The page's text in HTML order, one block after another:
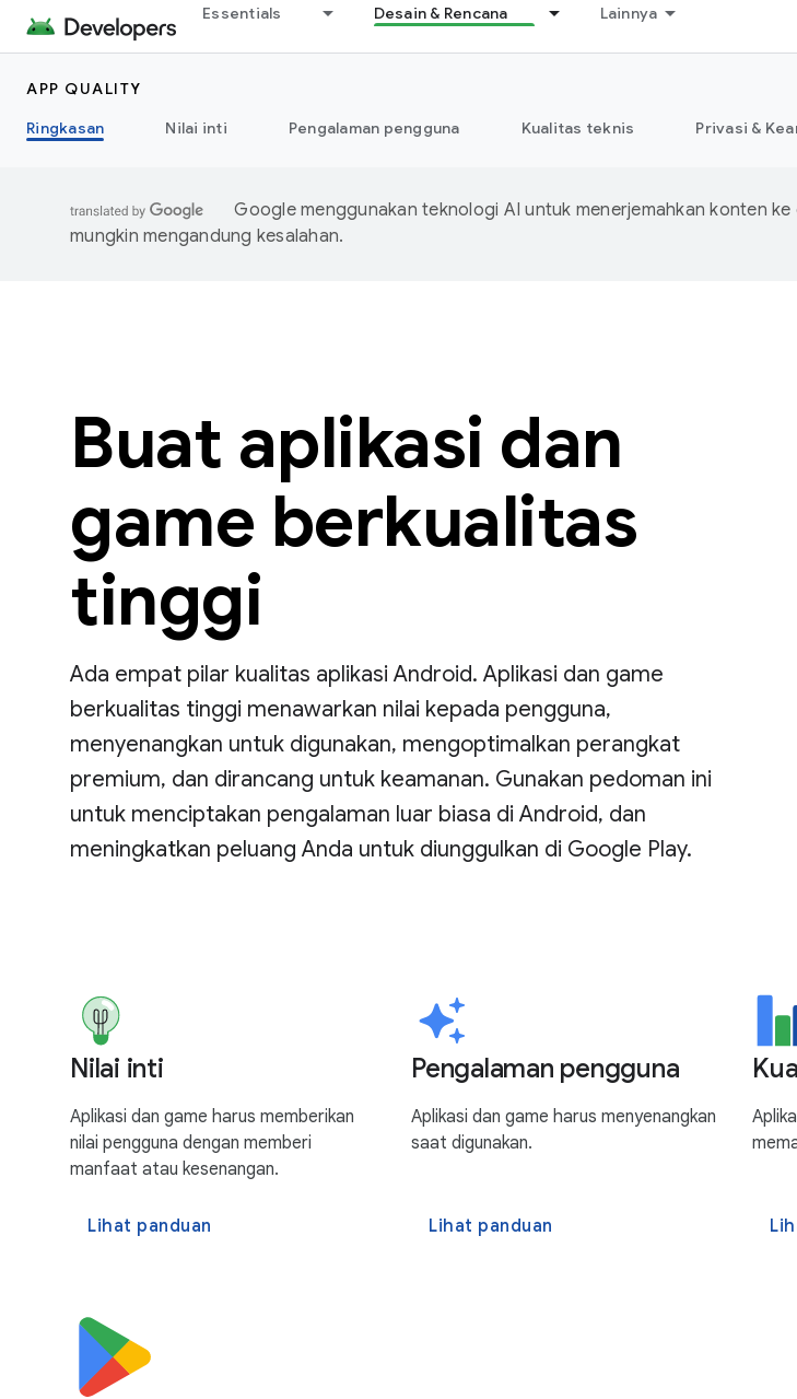
Essentials Desain & Rencana Lainnya
APP QUALITY
Ringkasan
Nilai inti Pengalaman pengguna Kualitas teknis Privasi &
Google menggunakan teknologi AI untuk menerjemahkan konten ke
mungkin mengandung kesalahan.
Buat aplikasi dan
game berkualitas
tinggi
Ada empat pilar kualitas aplikasi Android. Aplikasi dan game
berkualitas tinggi menawarkan nilai kepada pengguna,
menyenangkan untuk digunakan, mengoptimalkan perangkat
premium, dan dirancang untuk keamanan. Gunakan pedoman ini
untuk menciptakan pengalaman luar biasa di Android, dan
meningkatkan peluang Anda untuk diunggulkan di Google Play.
Nilai inti
Aplikasi dan game harus memberikan
nilai pengguna dengan memberi
manfaat atau kesenangan.
Lihat panduan
Pengalaman pengguna
Aplikasi dan game harus menyenangkan
saat digunakan.
Lihat panduan